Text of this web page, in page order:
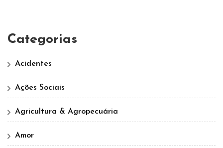
Categorias
Acidentes
Ações Sociais
Agricultura & Agropecuária
Amor